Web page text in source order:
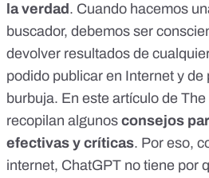
la verdad. Cuando hacemos
buscador, debemos ser
devolver resultados de
podido publicar en Internet y de
burbuja. En este artículo de
recopilan algunos consejos
efectivas y críticas. Por eso,
internet, ChatGPT no tiene por